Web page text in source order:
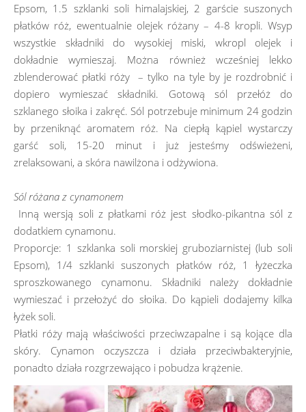
Epsom, 1.5 szklanki soli himalajskiej, 2 garście suszonych
płatków róż, ewentualnie olejek różany – 4-8 kropli. Wsyp
wszystkie składniki do wysokiej miski, wkropl olejek i
dokładnie wymieszaj. Można również wcześniej lekko
zblenderować płatki róży – tylko na tyle by je rozdrobnić i
dopiero wymieszać składniki. Gotową sól przełóż do
szklanego słoika i zakręć. Sól potrzebuje minimum 24 godzin
by przeniknąć aromatem róż. Na ciepłą kąpiel wystarczy
garść soli, 15-20 minut i już jesteśmy odświeżeni,
zrelaksowani, a skóra nawilżona i odżywiona.
Sól różana z cynamonem
Inną wersją soli z płatkami róż jest słodko-pikantna sól z
dodatkiem cynamonu.
Proporcje: 1 szklanka soli morskiej gruboziarnistej (lub soli
Epsom), 1/4 szklanki suszonych płatków róż, 1 łyżeczka
sproszkowanego cynamonu. Składniki należy dokładnie
wymieszać i przełożyć do słoika. Do kąpieli dodajemy kilka
łyżek soli.
Płatki róży mają właściwości przeciwzapalne i są kojące dla
skóry. Cynamon oczyszcza i działa przeciwbakteryjnie,
ponadto działa rozgrzewająco i pobudza krążenie.